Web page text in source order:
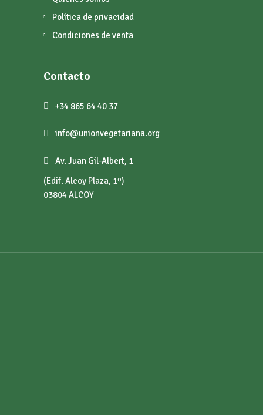
Política de privacidad
Condiciones de venta
Contacto
+34 865 64 40 37
info@unionvegetariana.org
Av. Juan Gil-Albert, 1
(Edif. Alcoy Plaza, 1º)
03804 ALCOY